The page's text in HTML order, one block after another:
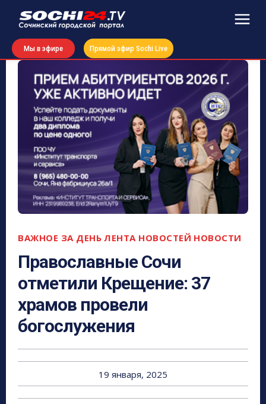
Мы в эфире Прямой эфир Sochi Live
ВАЖНОЕ ЗА ДЕНЬ ЛЕНТА НОВОСТЕЙ НОВОСТИ
Православные Сочи
отметили Крещение: 37
храмов провели
богослужения
19 января, 2025